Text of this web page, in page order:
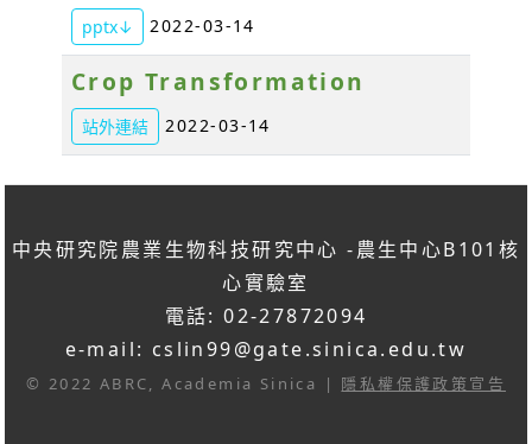
pptx↓ 2022-03-14
Crop Transformation
站外連結 2022-03-14
中央研究院農業生物科技研究中心 -農生中心B101核
心實驗室
電話: 02-27872094
e-mail: cslin99@gate.sinica.edu.tw
© 2022 ABRC, Academia Sinica | 隱私權保護政策宣告